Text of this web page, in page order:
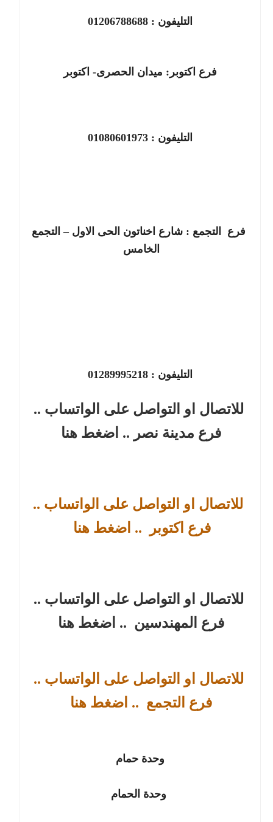
التليفون :01206788688
فرع اكتوبر : ميدان الحصرى- اكتوبر
التليفون :01080601973
فرع التجمع : شارع اخناتون الحى الاول – التجمع
الخامس
التليفون :01289995218
للاتصال او التواصل على الواتساب ..
فرع مدينة نصر .. اضغط هنا
للاتصال او التواصل على الواتساب ..
فرع اكتوبر
.. اضغط هنا
للاتصال او التواصل على الواتساب ..
فرع المهندسين .. اضغط هنا
للاتصال او التواصل على الواتساب ..
فرع التجمع .. اضغط هنا
وحدة حمام
وحدة الحمام